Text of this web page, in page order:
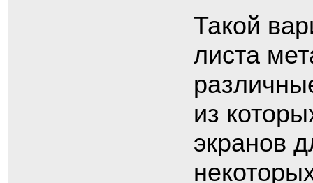
Такой
листа
из
экранов